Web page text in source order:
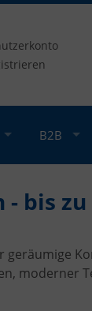
B2B
bis zu
geräumige
moderner